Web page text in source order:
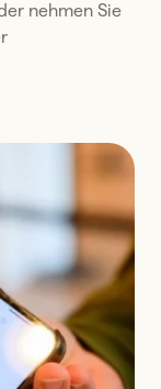
nehmen Sie